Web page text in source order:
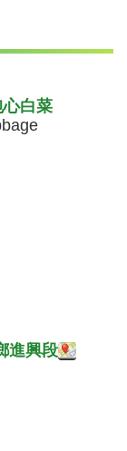
白菜
進興段